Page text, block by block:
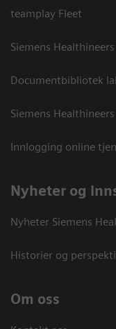
teamplay Fleet
Siemens
Documentbibliotek
Siemens
Innlogging online
Nyheter og
Nyheter Siemens
Historier og
Om oss